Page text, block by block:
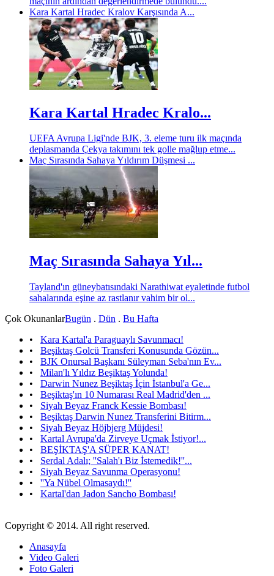
Kara Kartal Hradec Kralov Karşısında A...
Kara Kartal Hradec Kralo...
UEFA Avrupa Ligi'nde BJK, 3. eleme turu ilk maçında
deplasmanda Çekya takımını tek golle mağlup etme...
Maç Sırasında Sahaya Yıldırım Düşmesi ...
Maç Sırasında Sahaya Yıl...
Tayland'ın güneybatısındaki Narathiwat eyaletinde futbol
sahalarında eşine az rastlanır vahim bir ol...
Çok OkunanlarBugün . Dün . Bu Hafta
• Kara Kartal'a Paraguaylı Savunmacı!
• Beşiktaş Golcü Transferi Konusunda Gözün...
• BJK Onursal Başkanı Süleyman Seba'nın Ev...
• Milan'lı Yıldız Beşiktaş Yolunda!
• Darwin Nunez Beşiktaş İçin İstanbul'a Ge...
• Beşiktaş'ın 10 Numarası Real Madrid'den ...
• Siyah Beyaz Franck Kessie Bombası!
• Beşiktaş Darwin Nunez Transferini Bitirm...
• Siyah Beyaz Höjbjerg Müjdesi!
• Kartal Avrupa'da Zirveye Uçmak İstiyor!...
• BEŞİKTAŞ'A SÜPER KANAT!
• Serdal Adalı; ''Salah'ı Biz İstemedik!''...
• Siyah Beyaz Savunma Operasyonu!
• ''Ya Nübel Olmasaydı!''
• Kartal'dan Jadon Sancho Bombası!
Copyright © 2014. All right reserved.
Anasayfa
Video Galeri
Foto Galeri